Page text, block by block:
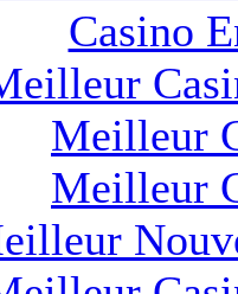
Casino
Meilleur
Meilleur